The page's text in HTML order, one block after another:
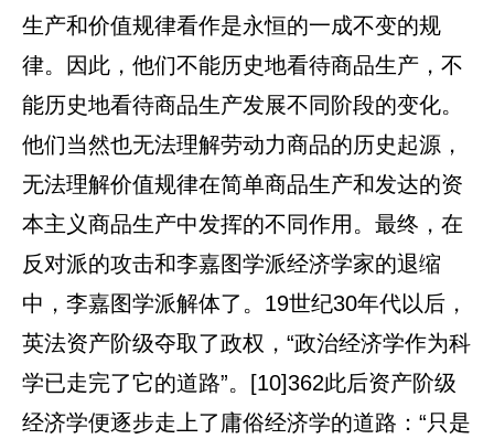
生产和价值规律看作是永恒的一成不变的规
律。因此，他们不能历史地看待商品生产，不
能历史地看待商品生产发展不同阶段的变化。
他们当然也无法理解劳动力商品的历史起源，
无法理解价值规律在简单商品生产和发达的资
本主义商品生产中发挥的不同作用。最终，在
反对派的攻击和李嘉图学派经济学家的退缩
中，李嘉图学派解体了。19世纪30年代以后，
英法资产阶级夺取了政权，“政治经济学作为科
学已走完了它的道路”。[10]362此后资产阶级
经济学便逐步走上了庸俗经济学的道路：“只是